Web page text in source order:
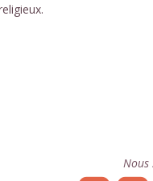
Nous